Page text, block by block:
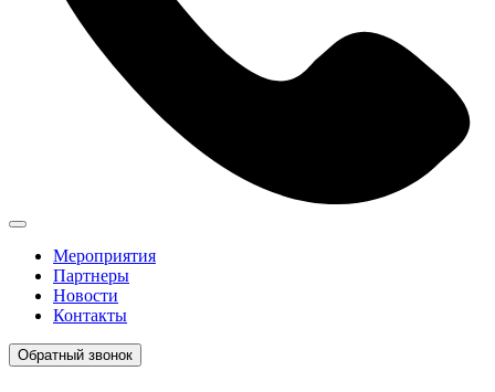
Мероприятия
Партнеры
Новости
Контакты
Обратный звонок